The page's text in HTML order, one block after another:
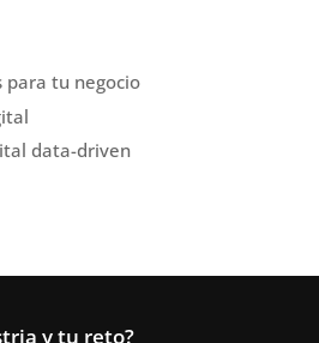
para tu negocio
data-driven
y tu reto?